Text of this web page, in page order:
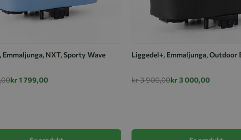
Emmaljunga, NXT, Sporty Wave
kr 1 799,00
Liggedel+, Emmaljunga, Outdoor
kr 3 900,00kr 3 000,00